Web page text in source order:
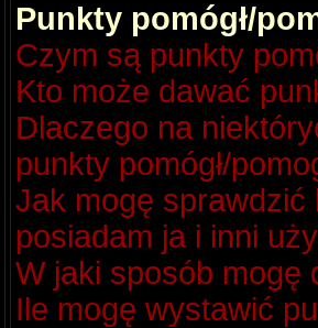
Punkty pomógł/
Czym są punkty
Kto może dawać
Dlaczego na
punkty pomógł/
Jak mogę sprawdzić
posiadam ja i inni
W jaki sposób mogę
Ile mogę wystawić